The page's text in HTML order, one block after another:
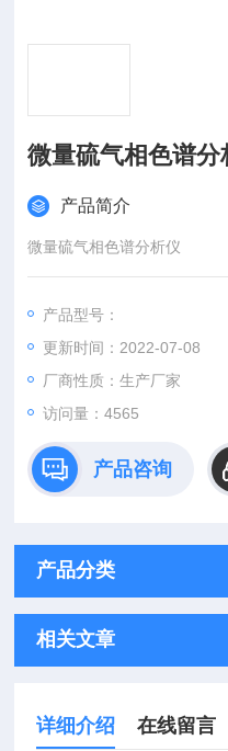
微量硫气相色谱分
产品简介
微量硫气相色谱分析仪
产品型号：
更新时间：2022-07-08
厂商性质：生产厂家
访问量：4565
产品咨询
产品分类
相关文章
详细介绍 在线留言